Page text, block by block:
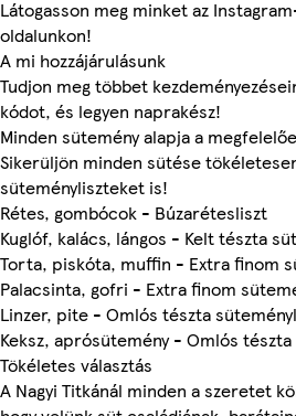
Látogasson meg minket az
oldalunkon!
A mi hozzájárulásunk
Tudjon meg többet
kódot, és legyen naprakész!
Minden sütemény alapja a
Sikerüljön minden sütése
süteményliszteket is!
Rétes, gombócok - Búzarétesliszt
Kuglóf, kalács, lángos - Kelt tészta
Torta, piskóta, muffin - Extra finom
Palacsinta, gofri - Extra finom
Linzer, pite - Omlós tészta
Keksz, aprósütemény - Omlós
Tökéletes választás
A Nagyi Titkánál minden a szeretet